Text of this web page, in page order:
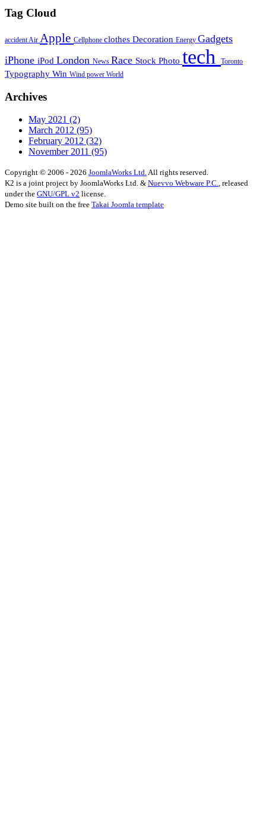
Tag Cloud
accident Air Apple Cellphone clothes Decoration Energy Gadgets
iPhone iPod London News Race Stock Photo tech Toronto
Typography Win Wind power World
Archives
May 2021 (2)
March 2012 (95)
February 2012 (32)
November 2011 (95)
Copyright © 2006 - 2026 JoomlaWorks Ltd.All rights reserved.
K2 is a joint project by JoomlaWorks Ltd. & Nuevvo Webware P.C., released
under the GNU/GPL v2 license.
Demo site built on the free Takai Joomla template